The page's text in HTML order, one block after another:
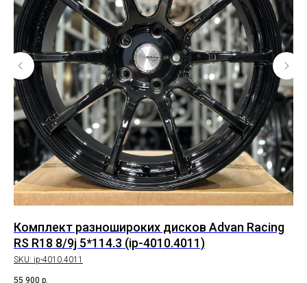
Комплект разношироких дисков Advan Racing
RS R18 8/9j 5*114.3 (ip-4010.4011)
SKU: ip-4010.4011
55 900 р.